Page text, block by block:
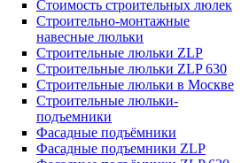
Стоимость строительных люлек
Строительно-монтажные
навесные люльки
Строительные люльки ZLP
Строительные люльки ZLP 630
Строительные люльки в Москве
Строительные люльки-
подъемники
Фасадные подъёмники
Фасадные подъемники ZLP